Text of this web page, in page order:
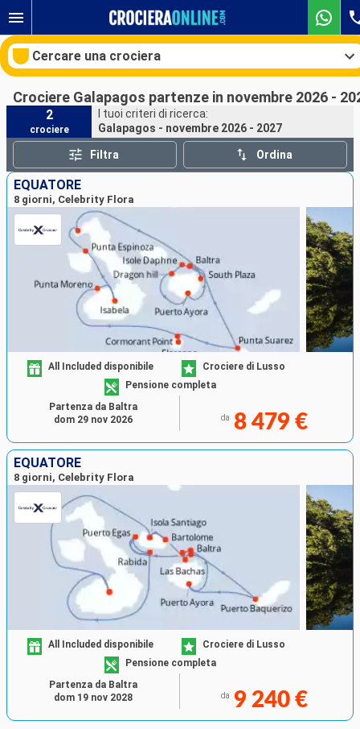
Cercare una crociera
Le nostre destinazioni
Mesi di partenza
Porti
Ricerca
Crociere Galapagos partenze in novembre 2026 -
2
crociere
I tuoi criteri di ricerca:
Galapagos - novembre 2026 - 2027
Filtra Ordina
EQUATORE
8 giorni, Celebrity Flora
All Included disponibile
Crociere di Lusso
Pensione completa
da 8 479 €
Partenza da Baltra
dom 29 nov 2026
EQUATORE
8 giorni, Celebrity Flora
All Included disponibile
Crociere di Lusso
Pensione completa
da 9 240 €
Partenza da Baltra
dom 19 nov 2028